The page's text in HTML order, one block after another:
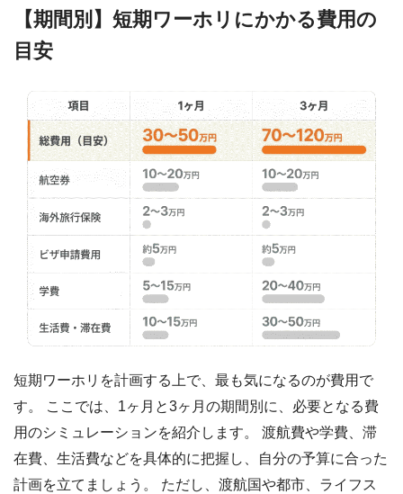
【期間別】短期ワーホリにかかる費用の
目安
短期ワーホリを計画する上で、最も気になるのが費用で
す。 ここでは、1ヶ月と3ヶ月の期間別に、必要となる費
用のシミュレーションを紹介します。 渡航費や学費、滞
在費、生活費などを具体的に把握し、自分の予算に合った
計画を立てましょう。 ただし、渡航国や都市、ライフス